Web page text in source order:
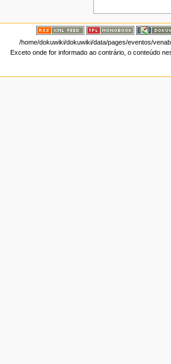
/home/dokuwiki/dokuwiki/data/pages/eventos/
Exceto onde for informado ao contrário, o conteúdo